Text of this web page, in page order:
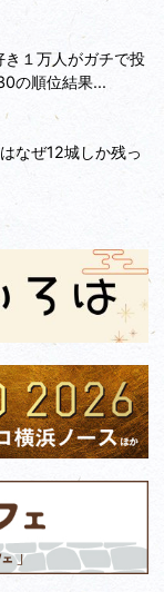
き１万人がガチで投
の順位結果...
なぜ12城しか残っ